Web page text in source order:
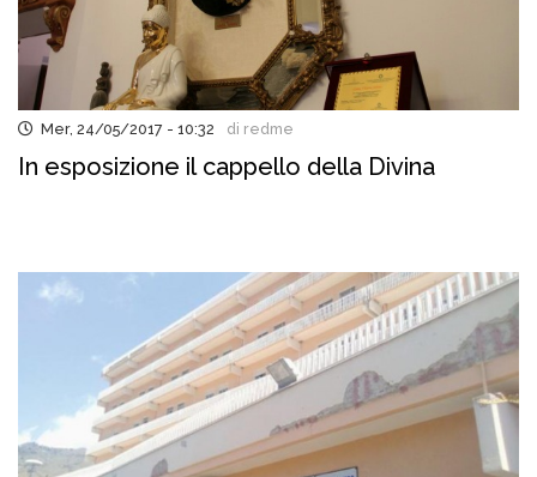
Mer, 24/05/2017 - 10:32 di redme
In esposizione il cappello della Divina